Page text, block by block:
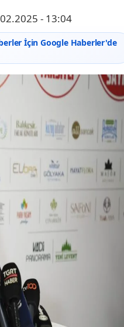
- 13:04
İçin Google Haberler'de